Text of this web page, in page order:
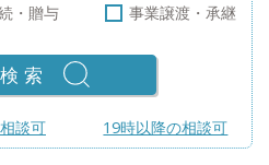
・贈与 事業譲渡・承継
検索
談可 19時以降の相談可